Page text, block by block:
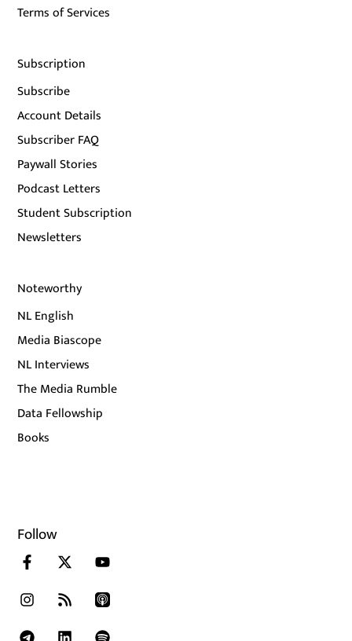
Terms of Services
Subscription
Subscribe
Account Details
Subscriber FAQ
Paywall Stories
Podcast Letters
Student Subscription
Newsletters
Noteworthy
NL English
Media Biascope
NL Interviews
The Media Rumble
Data Fellowship
Books
Follow